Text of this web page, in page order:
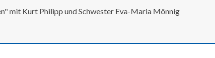
mit Kurt Philipp und Schwester Eva-Maria Mönnig